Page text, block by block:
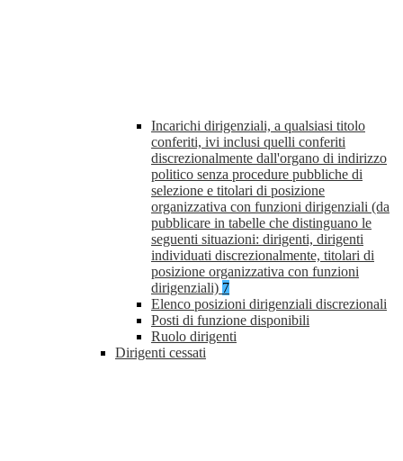
Incarichi dirigenziali, a qualsiasi titolo
conferiti, ivi inclusi quelli conferiti
discrezionalmente dall'organo di indirizzo
politico senza procedure pubbliche di
selezione e titolari di posizione
organizzativa con funzioni dirigenziali (da
pubblicare in tabelle che distinguano le
seguenti situazioni: dirigenti, dirigenti
individuati discrezionalmente, titolari di
posizione organizzativa con funzioni
dirigenziali) 7
Elenco posizioni dirigenziali discrezionali
Posti di funzione disponibili
Ruolo dirigenti
Dirigenti cessati